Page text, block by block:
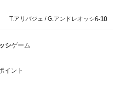
T.アリバジェ / G.アンドレオッシ6-10
シゲーム
イント